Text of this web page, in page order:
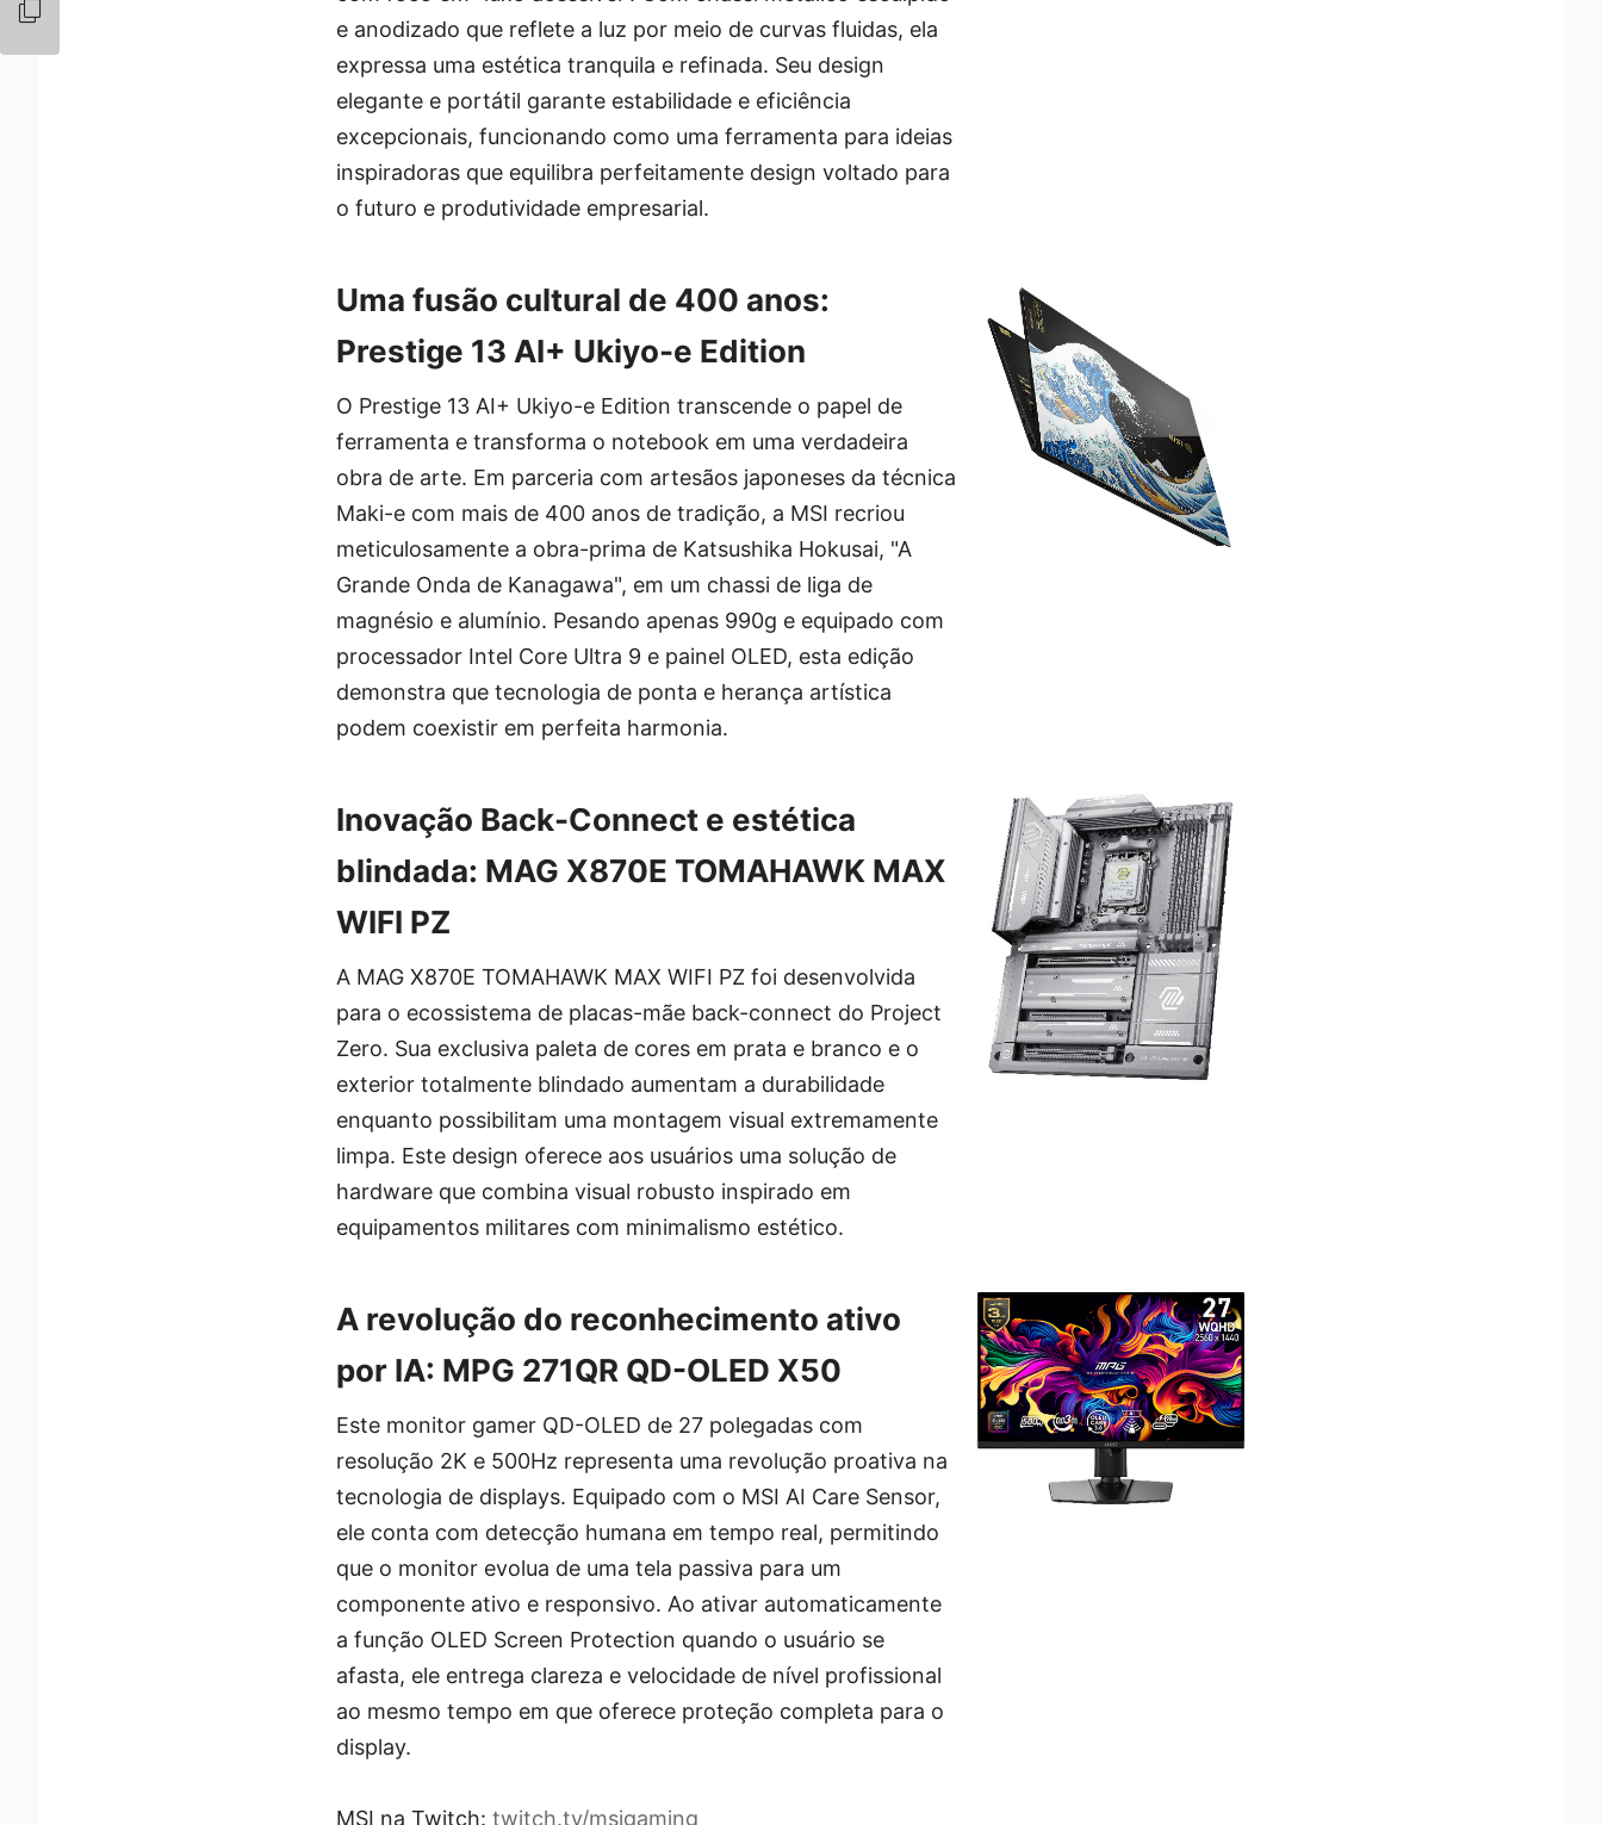
e anodizado que reflete a luz por meio de curvas fluidas, ela
expressa uma estética tranquila e refinada. Seu design
elegante e portátil garante estabilidade e eficiência
excepcionais, funcionando como uma ferramenta para ideias
inspiradoras que equilibra perfeitamente design voltado para
o futuro e produtividade empresarial.
Uma fusão cultural de 400 anos:
Prestige 13 AI+ Ukiyo-e Edition
O Prestige 13 AI+ Ukiyo-e Edition transcende o papel de
ferramenta e transforma o notebook em uma verdadeira
obra de arte. Em parceria com artesãos japoneses da técnica
Maki-e com mais de 400 anos de tradição, a MSI recriou
meticulosamente a obra-prima de Katsushika Hokusai, "A
Grande Onda de Kanagawa", em um chassi de liga de
magnésio e alumínio. Pesando apenas 990g e equipado com
processador Intel Core Ultra 9 e painel OLED, esta edição
demonstra que tecnologia de ponta e herança artística
podem coexistir em perfeita harmonia.
Inovação Back-Connect e estética
blindada: MAG X870E TOMAHAWK MAX
WIFI PZ
A MAG X870E TOMAHAWK MAX WIFI PZ foi desenvolvida
para o ecossistema de placas-mãe back-connect do Project
Zero. Sua exclusiva paleta de cores em prata e branco e o
exterior totalmente blindado aumentam a durabilidade
enquanto possibilitam uma montagem visual extremamente
limpa. Este design oferece aos usuários uma solução de
hardware que combina visual robusto inspirado em
equipamentos militares com minimalismo estético.
A revolução do reconhecimento ativo
por IA: MPG 271QR QD-OLED X50
Este monitor gamer QD-OLED de 27 polegadas com
resolução 2K e 500Hz representa uma revolução proativa na
tecnologia de displays. Equipado com o MSI AI Care Sensor,
ele conta com detecção humana em tempo real, permitindo
que o monitor evolua de uma tela passiva para um
componente ativo e responsivo. Ao ativar automaticamente
a função OLED Screen Protection quando o usuário se
afasta, ele entrega clareza e velocidade de nível profissional
ao mesmo tempo em que oferece proteção completa para o
display.
MSI na Twitch: twitch.tv/msigaming